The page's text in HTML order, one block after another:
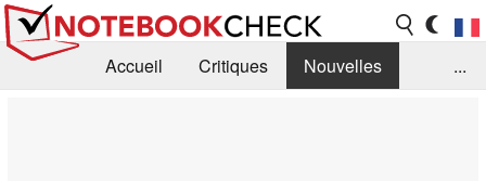
Accueil Critiques
Nouvelles
...